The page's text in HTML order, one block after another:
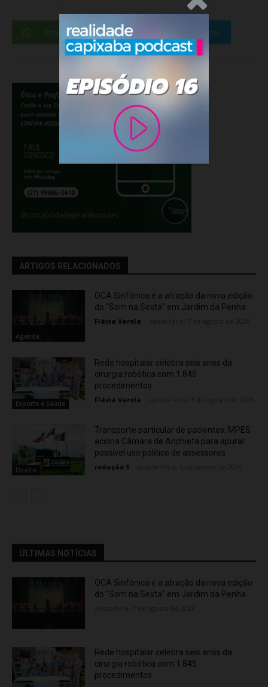
WhatsApp Facebook Twitter
ARTIGOS RELACIONADOS
Agenda
OCA Sinfônica é a atração da nova edição
do “Som na Sexta” em Jardim da Penha
Flávia Varela
Esporte e Saúde
Rede hospitalar celebra seis anos da
cirurgia robótica com 1.845
procedimentos
Flávia Varela
Direito
Transporte particular de pacientes: MPES
aciona Câmara de Anchieta para apurar
possível uso político de assessores
redação 1
ÚLTIMAS NOTÍCIAS
OCA Sinfônica é a atração da nova edição
do “Som na Sexta” em Jardim da Penha
Rede hospitalar celebra seis anos da
cirurgia robótica com 1.845
procedimentos